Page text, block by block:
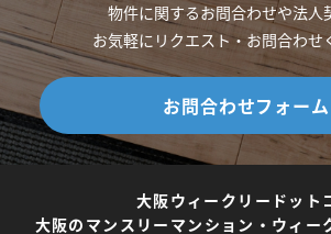
物件に関するお問合わせや法人
お気軽にリクエスト・お問合わせ
お問合わせフォーム
大阪ウィークリードット
大阪のマンスリーマンション・ウィー